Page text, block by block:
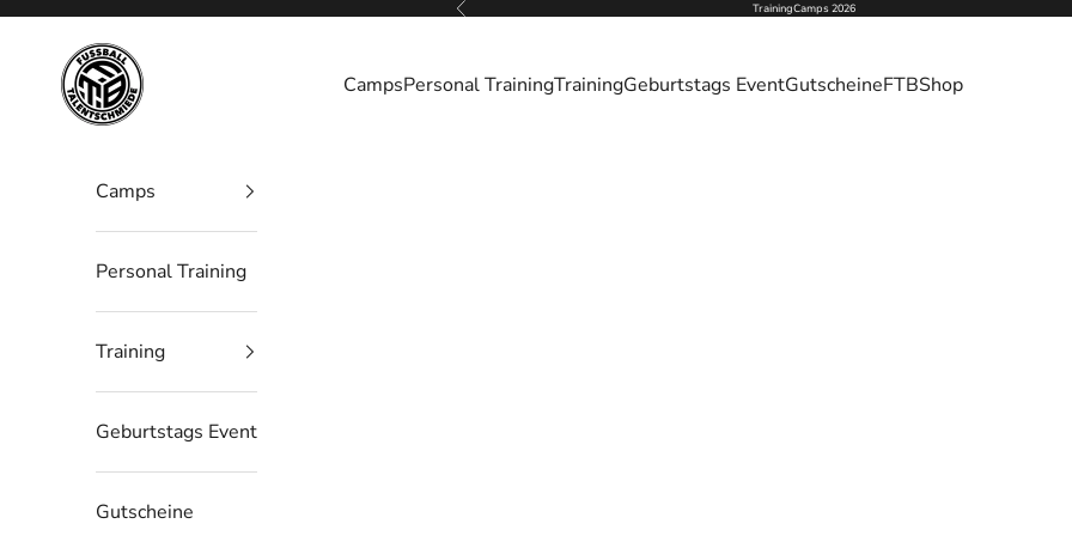
Zum Inhalt springen Zurück TrainingCamps 2026
Fußball Talentschmiede Berlin
CampsPersonal TrainingTrainingGeburtstags EventGutscheineFTBShop
Camps
Personal Training
Training
Geburtstags Event
Gutscheine